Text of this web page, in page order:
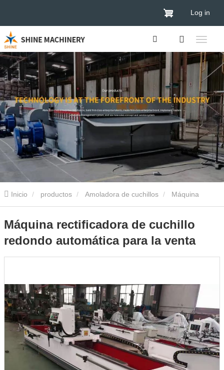
Log in
Inicio productos Amoladora de cuchillos
rectificadora de cuchillo redondo automática para la venta
Máquina rectificadora de cuchillo
redondo automática para la venta